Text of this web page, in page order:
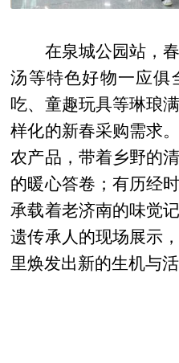
在泉城公园站，春
汤等特色好物一应俱
吃、童趣玩具等琳琅
样化的新春采购需求
农产品，带着乡野的
的暖心答卷；有历经
承载着老济南的味觉
遗传承人的现场展示
里焕发出新的生机与活